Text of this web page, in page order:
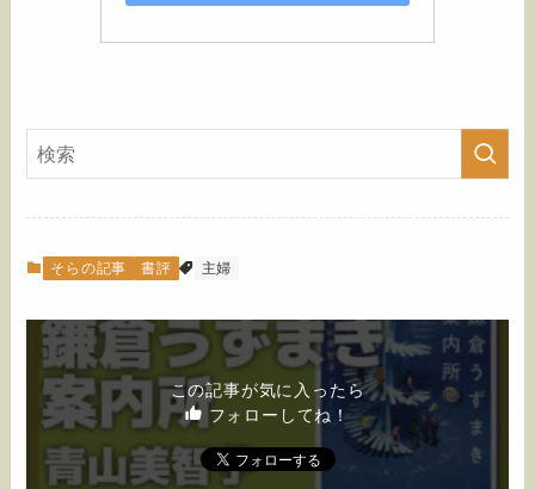
そらの記事 書評 主婦
この記事が気に入ったら
フォローしてね！